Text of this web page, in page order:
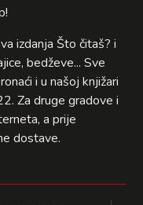
izdanja Što čitaš? i
bedževe... Sve
i u našoj knjižari
Za druge gradove i
a prije
dostave.